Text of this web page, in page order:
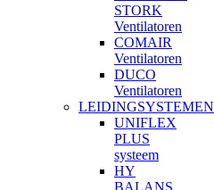
STORK
Ventilatoren
COMAIR
Ventilatoren
DUCO
Ventilatoren
LEIDINGSYSTEMEN
UNIFLEX
PLUS
systeem
HY
BALANS